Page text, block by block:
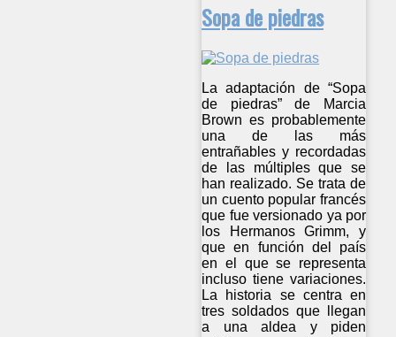
Sopa de piedras
La adaptación de “Sopa
de piedras” de Marcia
Brown es probablemente
una de las más
entrañables y recordadas
de las múltiples que se
han realizado. Se trata de
un cuento popular francés
que fue versionado ya por
los Hermanos Grimm, y
que en función del país
en el que se representa
incluso tiene variaciones.
La historia se centra en
tres soldados que llegan
a una aldea y piden